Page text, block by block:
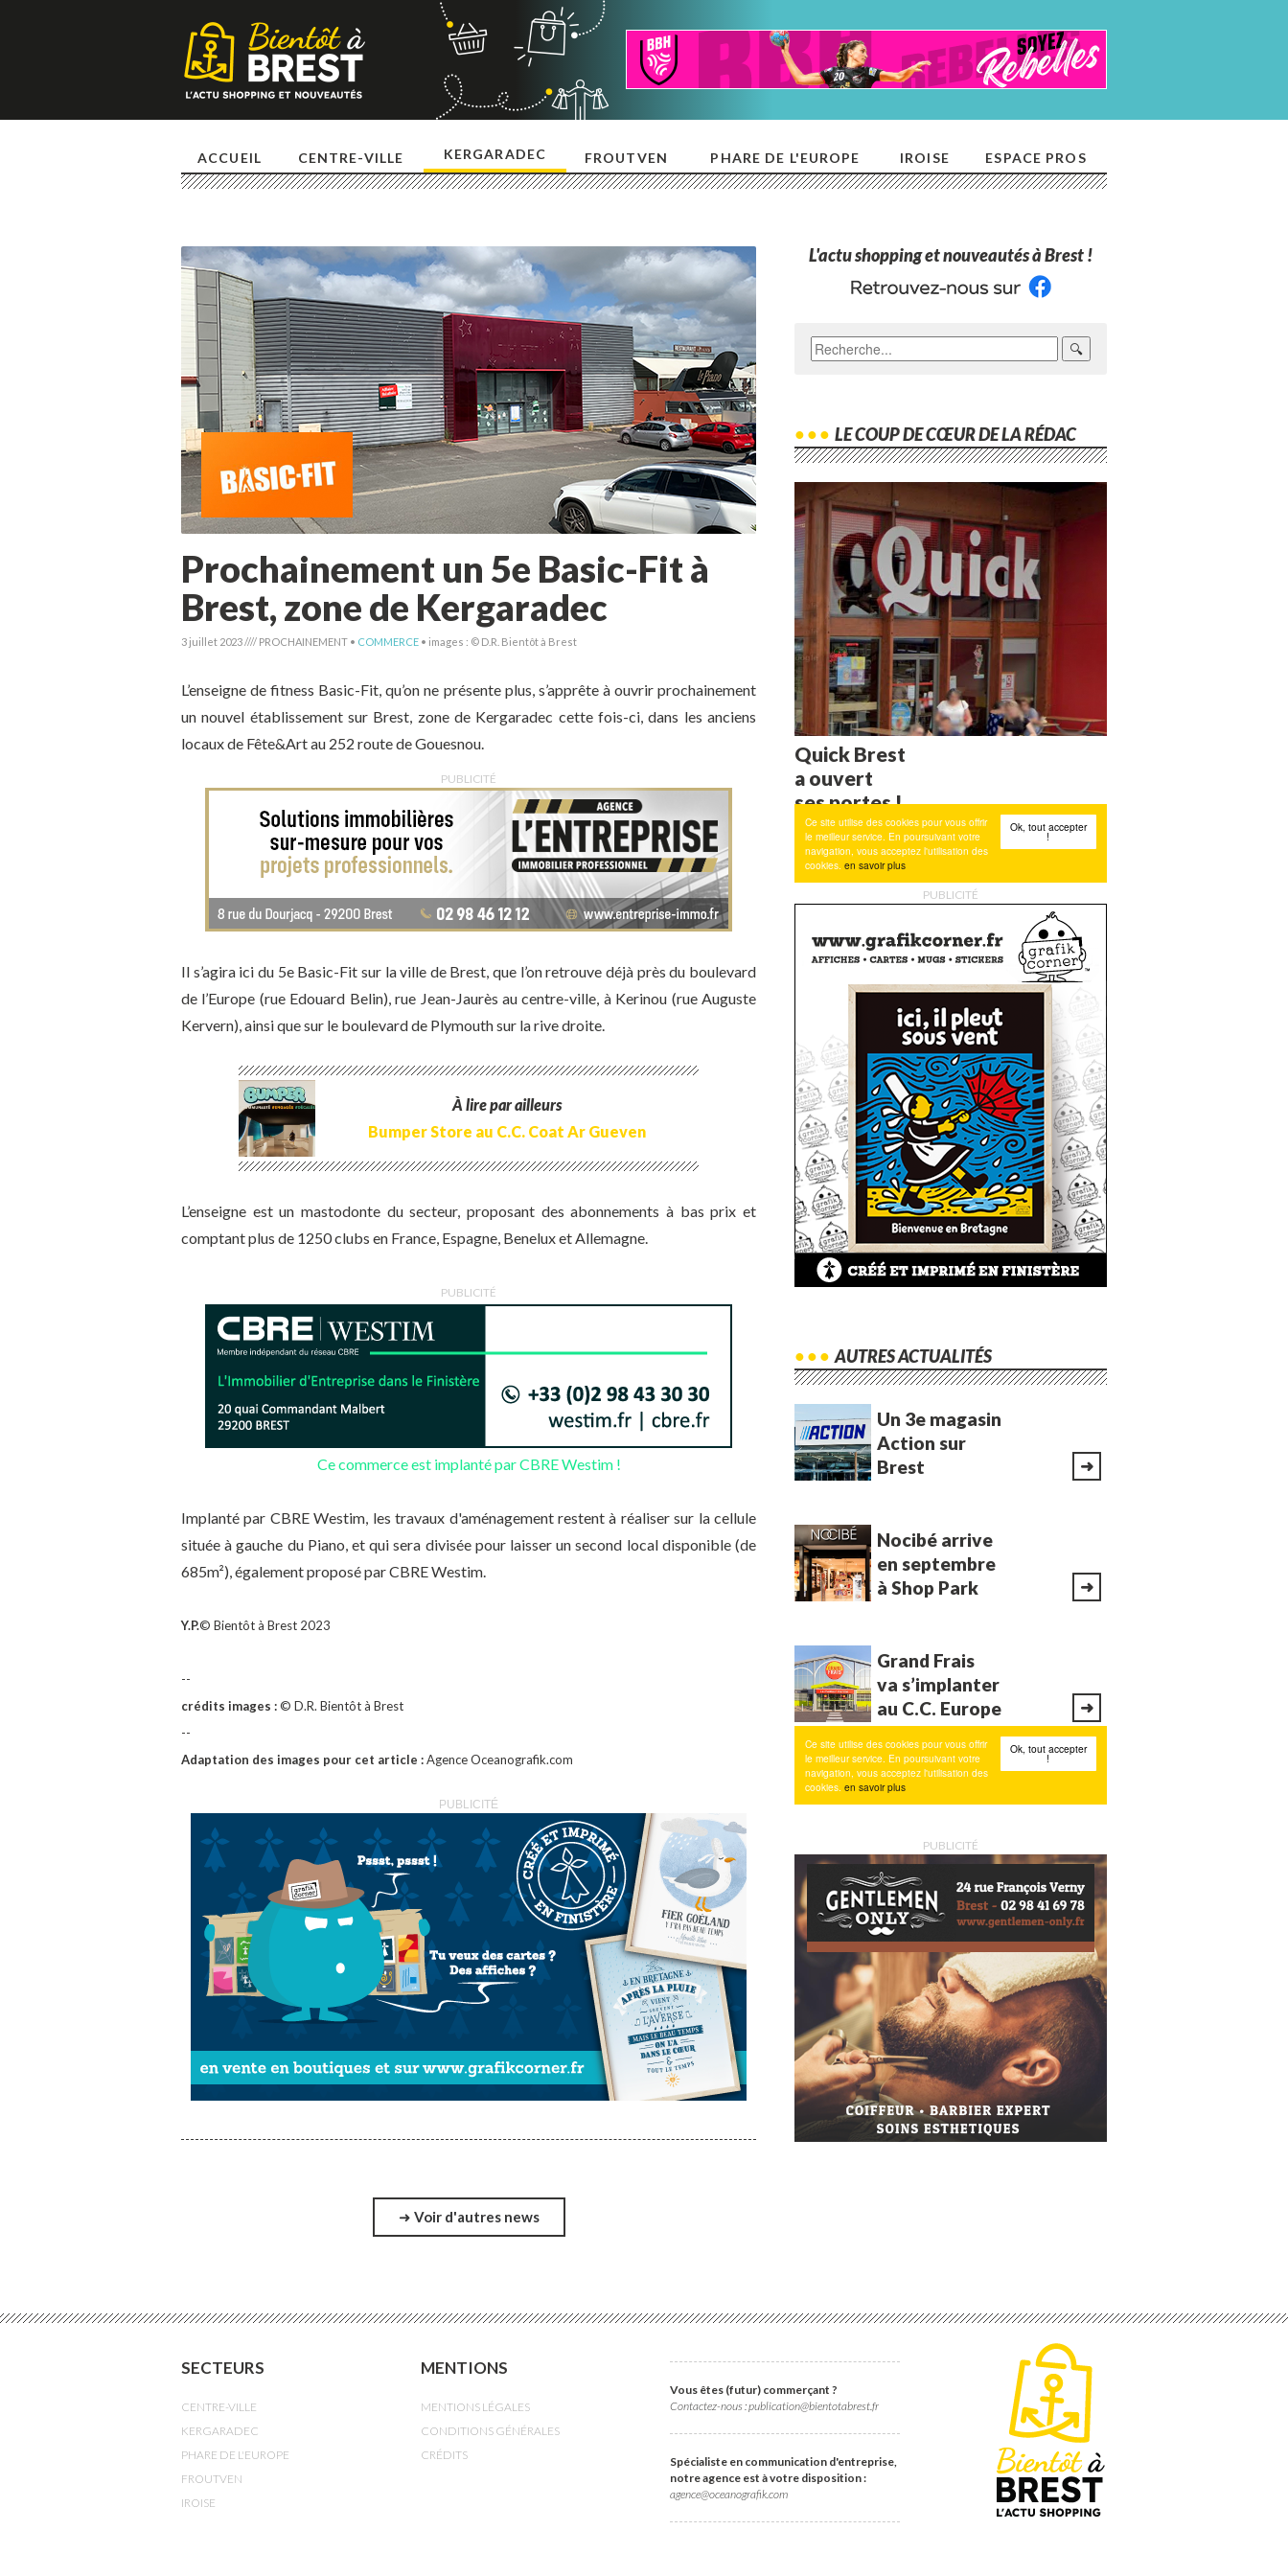
ACCUEIL CENTRE-VILLE KERGARADEC FROUTVEN PHARE DE L'EUROPE IROISE ESPACE PROS
Prochainement un 5e Basic-Fit à
Brest, zone de Kergaradec
3 juillet 2023 //// PROCHAINEMENT • COMMERCE • images : © D.R. Bientôt à Brest
L’enseigne de fitness Basic-Fit, qu’on ne présente plus, s’apprête à ouvrir prochainement
un nouvel établissement sur Brest, zone de Kergaradec cette fois-ci, dans les anciens
locaux de Fête&Art au 252 route de Gouesnou.
PUBLICITÉ
Il s’agira ici du 5e Basic-Fit sur la ville de Brest, que l’on retrouve déjà près du boulevard
de l’Europe (rue Edouard Belin), rue Jean-Jaurès au centre-ville, à Kerinou (rue Auguste
Kervern), ainsi que sur le boulevard de Plymouth sur la rive droite.
À lire par ailleurs
Bumper Store au C.C. Coat Ar Gueven
L’enseigne est un mastodonte du secteur, proposant des abonnements à bas prix et
comptant plus de 1250 clubs en France, Espagne, Benelux et Allemagne.
PUBLICITÉ
Ce commerce est implanté par CBRE Westim !
Implanté par CBRE Westim, les travaux d'aménagement restent à réaliser sur la cellule
située à gauche du Piano, et qui sera divisée pour laisser un second local disponible (de
685m²), également proposé par CBRE Westim.
Y.P.© Bientôt à Brest 2023
--
crédits images :© D.R. Bientôt à Brest
--
Adaptation des images pour cet article :Agence Oceanografik.com
PUBLICITÉ
➜ Voir d'autres news
L'actu shopping et nouveautés à Brest !
PUBLICITÉ
PUBLICITÉ
SECTEURS MENTIONS
Vous êtes (futur) commerçant ?
Contactez-nous : publication@bientotabrest.fr
Spécialiste en communication d'entreprise,
notre agence est à votre disposition :
agence@oceanografik.com
CENTRE-VILLE
KERGARADEC
PHARE DE L'EUROPE
FROUTVEN
IROISE
MENTIONS LÉGALES
CONDITIONS GÉNÉRALES
CRÉDITS